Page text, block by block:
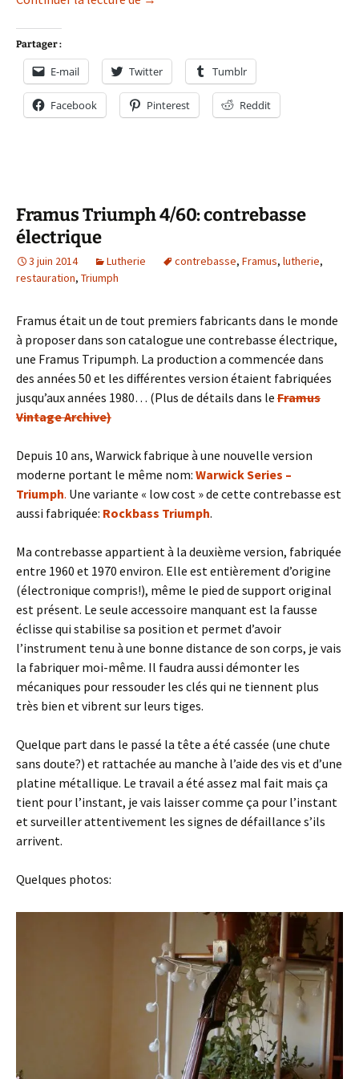
Partager :
E-mail Twitter Tumblr
Facebook Pinterest Reddit
Framus Triumph 4/60: contrebasse
électrique
3 juin 2014 Lutherie contrebasse, Framus, lutherie,
restauration, Triumph
Framus était un de tout premiers fabricants dans le monde
à proposer dans son catalogue une contrebasse électrique,
une Framus Tripumph. La production a commencée dans
des années 50 et les différentes version étaient fabriquées
jusqu’aux années 1980… (Plus de détails dans le Framus
Vintage Archive)
Depuis 10 ans, Warwick fabrique à une nouvelle version
moderne portant le même nom: Warwick Series –
Triumph. Une variante « low cost » de cette contrebasse est
aussi fabriquée: Rockbass Triumph.
Ma contrebasse appartient à la deuxième version, fabriquée
entre 1960 et 1970 environ. Elle est entièrement d’origine
(électronique compris!), même le pied de support original
est présent. Le seule accessoire manquant est la fausse
éclisse qui stabilise sa position et permet d’avoir
l’instrument tenu à une bonne distance de son corps, je vais
la fabriquer moi-même. Il faudra aussi démonter les
mécaniques pour ressouder les clés qui ne tiennent plus
très bien et vibrent sur leurs tiges.
Quelque part dans le passé la tête a été cassée (une chute
sans doute?) et rattachée au manche à l’aide des vis et d’une
platine métallique. Le travail a été assez mal fait mais ça
tient pour l’instant, je vais laisser comme ça pour l’instant
et surveiller attentivement les signes de défaillance s’ils
arrivent.
Quelques photos: